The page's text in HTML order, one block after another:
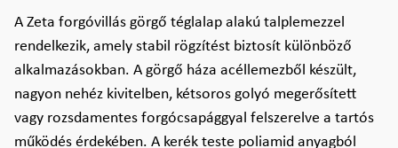
A Zeta forgóvillás görgő téglalap alakú talplemezzel
rendelkezik, amely stabil rögzítést biztosít különböző
alkalmazásokban. A görgő háza acéllemezből készült,
nagyon nehéz kivitelben, kétsoros golyó megerősített
vagy rozsdamentes forgócsapággyal felszerelve a tartós
működés érdekében. A kerék teste poliamid anyagból